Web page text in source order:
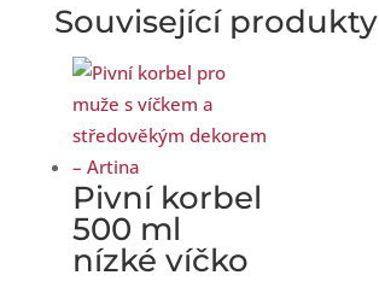
Související produkty
Pivní korbel
500 ml
nízké víčko